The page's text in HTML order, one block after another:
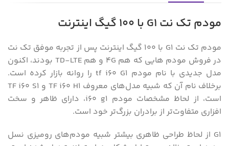
مودم تک نت G1 با 100 گیگ اینترنت
مودم تک نت G1 با 100 گیگ اینترنت پس از تجربه موفق تک نت
در فروش مودم هایی که هم 4G و هم TD-LTE بودند، اکنون
مدل جدیدی با نام مودم tf i60 G1 را روانه بازار کرده است.
برخلاف نام آن که شبیه مدل‌های معروف TF i60 H1 و TF i60 S1
است، از لحاظ مشخصات مودم i60 g1، دارای ظاهر و سخت
افزاری متفاوت‌تر از برادران بزرگ‌تر خود است.
G1 از لحاظ طراحی ظاهری بیشتر شبیه مودم‌های رومیزی نسل